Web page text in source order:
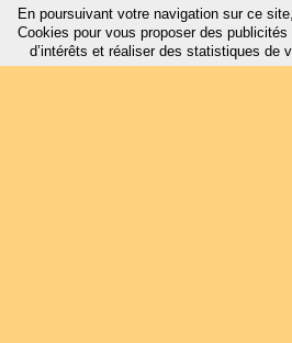
En poursuivant votre navigation sur ce
Cookies pour vous proposer des
d’intérêts et réaliser des statistiques de